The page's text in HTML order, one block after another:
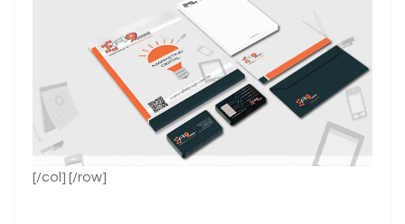
[/col] [/row]